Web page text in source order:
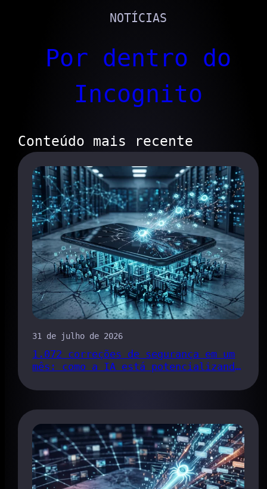
NOTÍCIAS
Por dentro do
Incognito
Conteúdo mais recente
31 de julho de 2026
1.072 correções de segurança em um
mês: como a IA está potencializando
Chrome